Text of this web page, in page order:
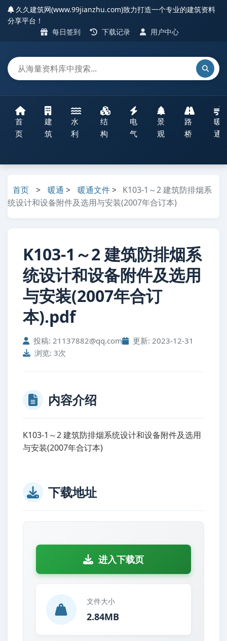
久久建筑网(www.99jianzhu.com)致力打造一个专业的建筑资料
分享平台！
每日签到
下载记录 用户中心
首
页
建
筑
水
利
结
构
电
气
景
观
路
桥
暖
通
首页 > 暖通 > 暖通文件> K103-1～2 建筑防排烟系
统设计和设备附件及选用与安装(2007年合订本)
K103-1～2 建筑防排烟系
统设计和设备附件及选用
与安装(2007年合订
本).pdf
投稿: 21137882@qq.com
更新: 2023-12-31
浏览: 3次
内容介绍
K103-1～2 建筑防排烟系统设计和设备附件及选用
与安装(2007年合订本)
下载地址
进入下载页
文件大小
2.84MB